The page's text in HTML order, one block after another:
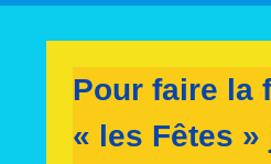
Pour faire la
« les Fêtes »